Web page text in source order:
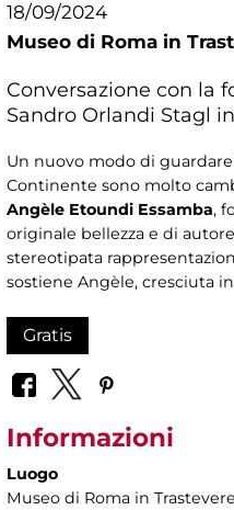
18/09/2024
Museo di Roma in
Conversazione con la
Sandro Orlandi Stagl
Un nuovo modo di
Continente sono molto
Angèle Etoundi Essamba,
originale bellezza e di
stereotipata
sostiene Angèle, cresciuta
Gratis
Informazioni
Luogo
Museo di Roma in Trastevere